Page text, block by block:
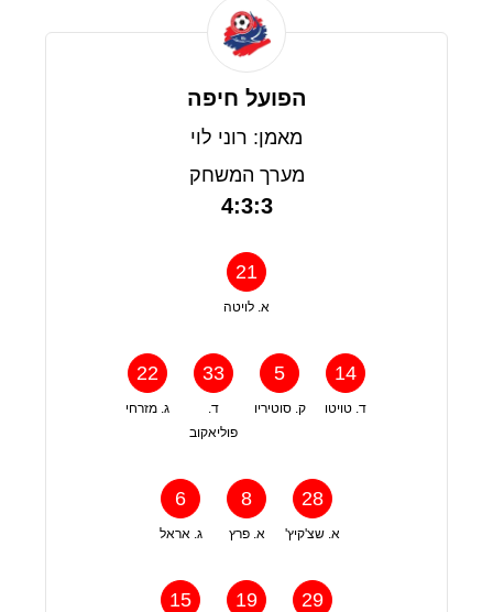
הפועל חיפה
מאמן: רוני לוי
מערך המשחק
4:3:3
21
א. לויטה
22
ג. מזרחי
33
ד.
פוליאקוב
5
ק. סוטיריו
14
ד. טויטו
6
ג. אראל
8
א. פרץ
28
א. שצ'קיץ'
15 19 29